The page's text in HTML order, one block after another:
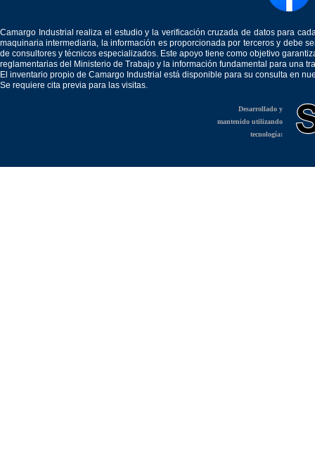
Camargo Industrial realiza el estudio y la verificación cruzada de datos para
maquinaria intermediaria, la información es proporcionada por terceros y debe
de consultores y técnicos especializados. Este apoyo tiene como objetivo
reglamentarias del Ministerio de Trabajo y la información fundamental para una
El inventario propio de Camargo Industrial está disponible para su consulta en
Se requiere cita previa para las visitas.
Desarrollado y
mantenido utilizando
tecnología: